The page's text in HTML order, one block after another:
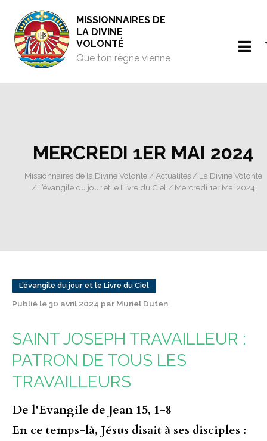
MISSIONNAIRES DE
LA DIVINE
VOLONTÉ
Que ton règne vienne
MERCREDI 1ER MAI 2024
Missionnaires de la Divine Volonté/ Actualités/ La Divine Volonté
/ L’évangile du jour et le Livre du Ciel / Mercredi 1er Mai 2024
L’évangile du jour et le Livre du Ciel
Publié le 30 avril 2024 par Muriel Duten
SAINT JOSEPH TRAVAILLEUR :
PATRON DE TOUS LES
TRAVAILLEURS
De l’Evangile de Jean 15, 1-8
En ce temps-là, Jésus disait à ses disciples :